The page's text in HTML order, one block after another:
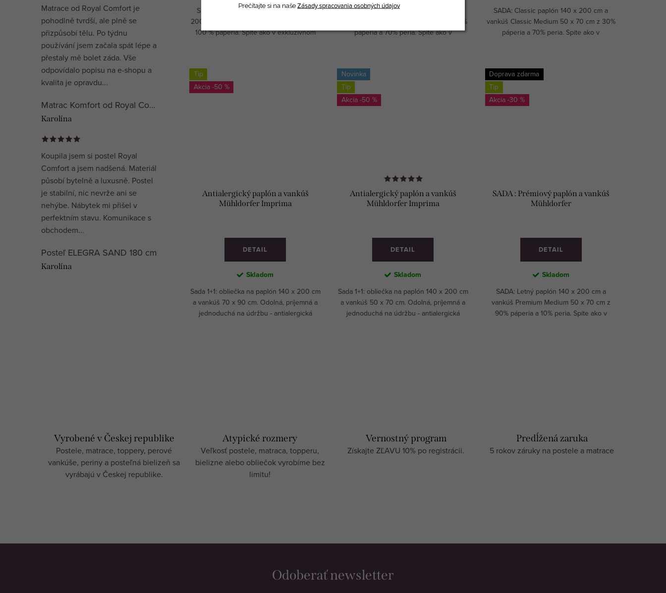
Matrace od Royal Comfort je
pohodlně tvrdší, ale plně se
přizpůsobí tělu. Po týdnu
používání jsem začala spát lépe a
přestaly mě bolet záda. Vše
odpovídalo popisu na e-shopu a
kvalita je opravdu...
Matrac Komfort od Royal Comfort
Karolína
Koupila jsem si postel Royal
Comfort a jsem nadšená. Materiál
působí bytelně a luxusně. Postel
je stabilní, nic nevrže ani se
nehýbe. Nábytek mi přišel v
perfektním stavu. Komunikace s
obchodem...
Posteľ ELEGRA SAND 180 cm
Karolína
SET : Prémiová celoročná perina 140 x
200 cm a prémiový vankúš 70 x 90 cm zo
100 % páperia. Spite ako v exkluzívnom
SADA: Classic paplón 140 x 200 cm a
vankúš Classic Medium 70 x 90 cm z 30%
páperia a 70% peria. Spite ako v
SADA: Classic paplón 140 x 200 cm a
vankúš Classic Medium 50 x 70 cm z 30%
páperia a 70% peria. Spite ako v
Tip
-50 %
Antialergický paplón a vankúš
Mühldorfer Imprima
DETAIL
Skladom
Sada 1+1: obliečka na paplón 140 x 200 cm
a vankúš 70 x 90 cm. Odolná, príjemná a
jednoduchá na údržbu - antialergická
Novinka
Tip
-50 %
Antialergický paplón a vankúš
Mühldorfer Imprima
DETAIL
Skladom
Sada 1+1: obliečka na paplón 140 x 200 cm
a vankúš 50 x 70 cm. Odolná, príjemná a
jednoduchá na údržbu - antialergická
Doprava zdarma
Tip
-30 %
SADA : Prémiový paplón a vankúš
Mühldorfer
DETAIL
Skladom
SADA: Letný paplón 140 x 200 cm a
vankúš Premium Medium 50 x 70 cm z
90% páperia a 10% peria. Spite ako v
Vyrobené v Českej republike
Postele, matrace, toppery, perové
vankúše, periny a posteľná bielizeň sa
vyrábajú v Českej republike.
Atypické rozmery
Veľkosť postele, matraca, topperu,
bielizne alebo obliečok vyrobíme bez
limitu!
Vernostný program
Získajte ZĽAVU 10% po registrácii.
Predĺžená zaruka
5 rokov záruky na postele a matrace
Odoberať newsletter
Prečítajte si na naše Zásady spracovania osobných údajov